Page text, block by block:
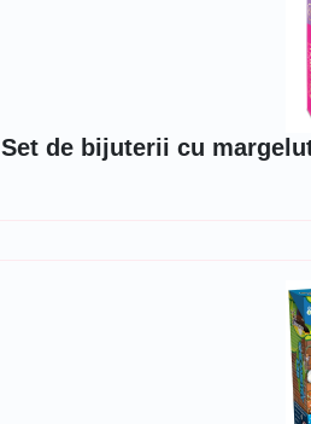
Set de bijuterii cu